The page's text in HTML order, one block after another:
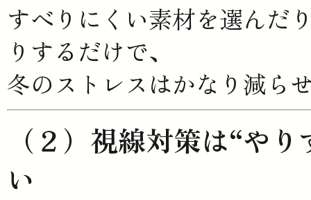
すべりにくい素材を選んだ
りするだけで、
冬のストレスはかなり減ら
（２）視線対策は“や
い